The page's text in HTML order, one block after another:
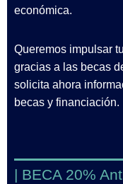
económica.
Queremos impulsar
gracias a las becas
solicita ahora
becas y financiación.
| BECA 20%